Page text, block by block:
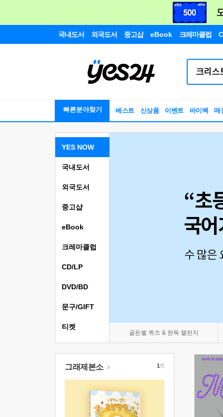
국내도서 외국도서 중고샵 eBook 크레마클럽
빠른분야찾기 베스트 신상품 이벤트 바이백 매
YES NOW
골든벨 퀴즈 & 완독 챌린지
국내도서
외국도서
중고샵
eBook
크레마클럽
CD/LP
DVD/BD
문구/GIFT
티켓
그래제본소 1/5